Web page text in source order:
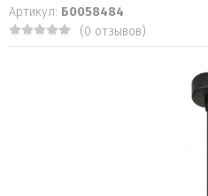
Артикул: Б0058484
(0 отзывов)